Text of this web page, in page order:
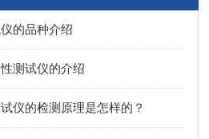
的品种介绍
测试仪的介绍
仪的检测原理是怎样的？